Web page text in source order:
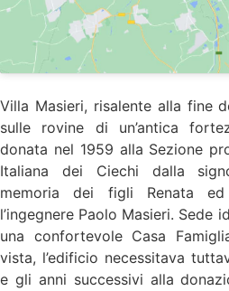
Villa Masieri, risalente alla fine
sulle rovine di un’antica
donata nel 1959 alla Sezione
Italiana dei Ciechi dalla
memoria dei figli Renata
l’ingegnere Paolo Masieri. Sede
una confortevole Casa
vista, l’edificio necessitava
e gli anni successivi alla